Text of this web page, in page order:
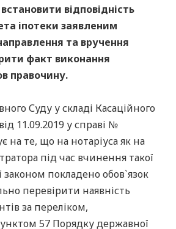
відповідність
іпотеки заявленим
та вручення
факт виконання
правочину.
Суду у складі Касаційного
11.09.2019 у справі №
на те, що на нотаріуса як на
під час вчинення такої
законом покладено обов`язок
перевірити наявність
за переліком,
57 Порядку державної